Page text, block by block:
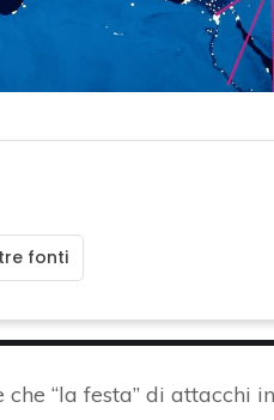
fonti
“la festa” di attacchi